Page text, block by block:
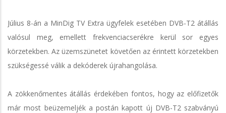
Július 8-án a MinDig TV Extra ügyfelek esetében DVB-T2 átállás
valósul meg, emellett frekvenciacserékre kerül sor egyes
körzetekben. Az üzemszünetet követően az érintett körzetekben
szükségessé válik a dekóderek újrahangolása.
A zökkenőmentes átállás érdekében fontos, hogy az előfizetők
már most beüzemeljék a postán kapott új DVB-T2 szabványú